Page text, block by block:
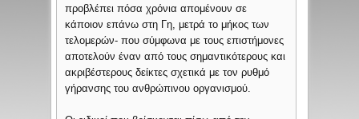
προβλέπει πόσα χρόνια απομένουν σε
κάποιον επάνω στη Γη, μετρά το μήκος των
τελομερών- που σύμφωνα με τους επιστήμονες
αποτελούν έναν από τους σημαντικότερους και
ακριβέστερους δείκτες σχετικά με τον ρυθμό
γήρανσης του ανθρώπινου οργανισμού.